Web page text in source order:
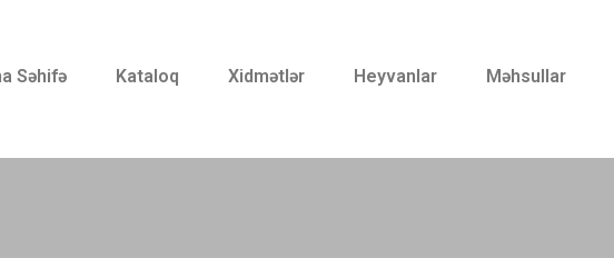
Səhifə Kataloq Xidmətlər Heyvanlar Məhsullar